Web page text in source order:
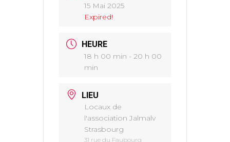
15 Mai 2025
Expired!
HEURE
18 h 00 min - 20 h 00
min
LIEU
Locaux de
l'association Jalmalv
Strasbourg
31 rue du Faubourg